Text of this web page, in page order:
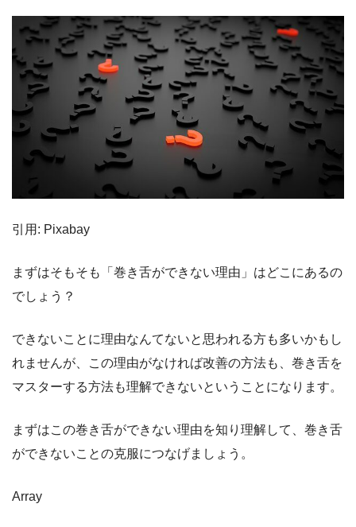
引用: Pixabay
まずはそもそも「巻き舌ができない理由」はどこにあるの
でしょう？
できないことに理由なんてないと思われる方も多いかもし
れませんが、この理由がなければ改善の方法も、巻き舌を
マスターする方法も理解できないということになります。
まずはこの巻き舌ができない理由を知り理解して、巻き舌
ができないことの克服につなげましょう。
Array